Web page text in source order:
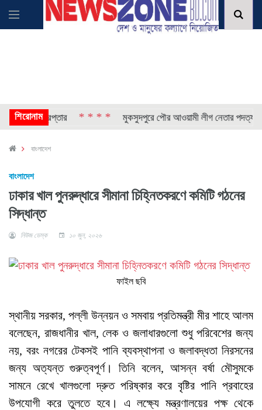
শিরোনাম
গ্রেপ্তার * * * * মুকসুদপুরে পৌর আওয়ামী লীগ নেতার পদত্যাগ *
বাংলাদেশ
বাংলাদেশ
ঢাকার খাল পুনরুদ্ধারে সীমানা চিহ্নিতকরণে কমিটি গঠনের
সিদ্ধান্ত
নিউজ ডেস্ক ১০ জুন, ২০২৬
ফাইল ছবি
স্থানীয় সরকার, পল্লী উন্নয়ন ও সমবায় প্রতিমন্ত্রী মীর শাহে আলম
বলেছেন, রাজধানীর খাল, লেক ও জলাধারগুলো শুধু পরিবেশের জন্য
নয়, বরং নগরের টেকসই পানি ব্যবস্থাপনা ও জলাবদ্ধতা নিরসনের
জন্য অত্যন্ত গুরুত্বপূর্ণ। তিনি বলেন, আসন্ন বর্ষা মৌসুমকে
সামনে রেখে খালগুলো দ্রুত পরিষ্কার করে বৃষ্টির পানি প্রবাহের
উপযোগী করে তুলতে হবে। এ লক্ষ্যে মন্ত্রণালয়ের পক্ষ থেকে